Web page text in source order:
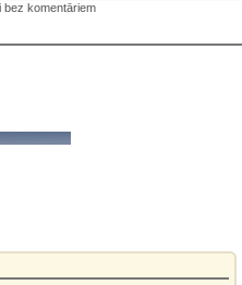
bez komentāriem